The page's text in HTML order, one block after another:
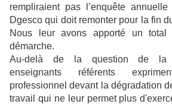
rempliraient pas l’enquête
Dgesco qui doit remonter pour la fin
Nous leur avons apporté un total
démarche.
Au-delà de la question de la
enseignants référents
professionnel devant la dégradation
travail qui ne leur permet plus